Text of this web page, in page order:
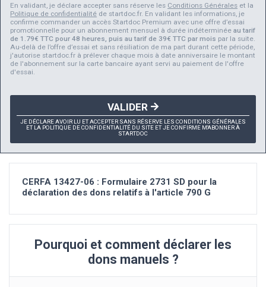
En validant, je déclare accepter sans réserve les Conditions Générales et la
Politique de confidentialité de startdoc.fr. En validant les informations, je
confirme commander un accès Startdoc Premium avec une offre d’essai
promotionnelle pour un abonnement mensuel à durée indéterminéeau tarif
de 1.79€ TTC pour 48 heures, puis au tarif de 39€ TTC par mois par la suite.
Au-delà de l’offre d’essai et sans résiliation de ma part durant cette période,
j'autorise startdoc.fr à prélever chaque mois à date anniversaire le montant
de l'abonnement sur la carte bancaire ayant servi au paiement de l'offre
d'essai.
JE DÉCLARE AVOIR LU ET ACCEPTER SANS RÉSERVE LES CONDITIONS GÉNÉRALES
ET LA POLITIQUE DE CONFIDENTIALITÉ DU SITE ET JE CONFIRME M'ABONNER À
STARTDOC
VALIDER
CERFA 13427-06 : Formulaire 2731 SD pour la
déclaration des dons relatifs à l'article 790 G
Pourquoi et comment déclarer les
dons manuels ?